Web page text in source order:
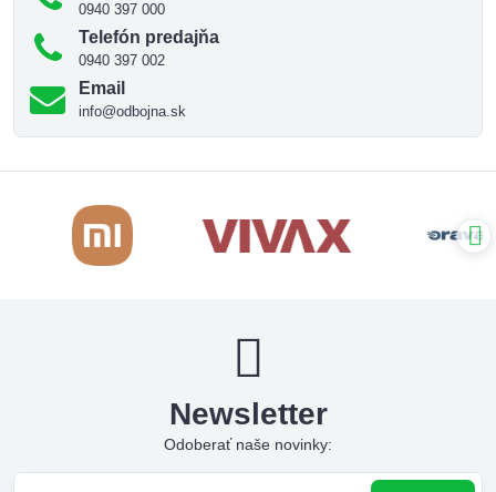
0940 397 000
Telefón predajňa
0940 397 002
Email
info@odbojna.sk
Newsletter
Odoberať naše novinky: